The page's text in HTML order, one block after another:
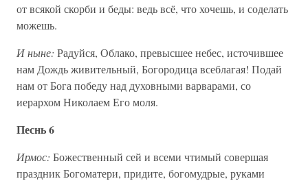
от всякой скорби и беды: ведь всё, что хочешь, и соделать
можешь.
И ныне: Радуйся, Облако, превысшее небес, источившее
нам Дождь живительный, Богородица всеблагая! Подай
нам от Бога победу над духовными варварами, со
иерархом Николаем Его моля.
Песнь 6
Ирмос: Божественный сей и всеми чтимый совершая
праздник Богоматери, придите, богомудрые, руками